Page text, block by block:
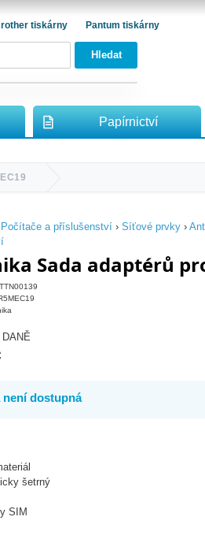
tiskárny Pantum tiskárny
Papírnictví
Hledat
Počítače a příslušenství › Síťové prvky ›
Sada adaptérů
DANĚ
není dostupná
šetrný
SIM